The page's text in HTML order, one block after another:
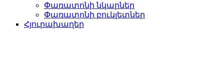
Փառատոնի նկարներ
Փառատոնի բուկլետներ
Հյուրախաղեր